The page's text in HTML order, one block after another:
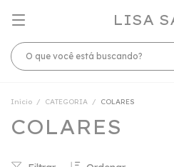
LISA
Início / CATEGORIA / COLARES
COLARES